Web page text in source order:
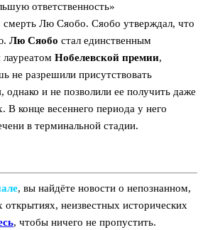
ответственность»
Лю Сяобо. Сяобо утверждал, что
Лю Сяобо стал единственным
Нобелевской премии,
не разрешили присутствовать
однако и не позволили ее получить даже
В конце весеннего периода у него
в терминальной стадии.
, вы найдёте новости о непознанном,
неизвестных исторических
, чтобы ничего не пропустить.